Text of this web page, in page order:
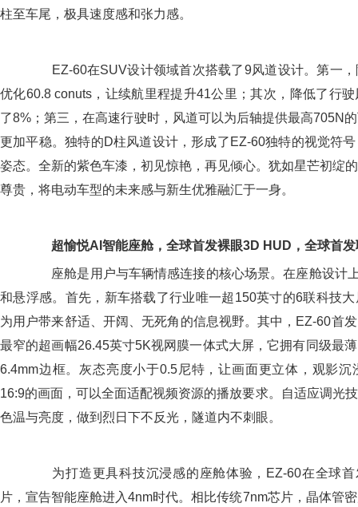
柱至车尾，极具速度感和张力感。
EZ-60在SUV设计领域首次搭载了9风道设计。第一，
优化60.8 conuts，让续航里程提升41公里；其次，降低了行
了8%；第三，在高速行驶时，风道可以为后轴提供最高705N
更加平稳。独特的D柱风道设计，形成了EZ-60独特的视觉符
姿态。全新的紫色车漆，初见惊艳，再见倾心。犹如星芒初绽
尊贵，将电动车型的未来感与新生优雅融汇于一身。
超愉悦AI智能座舱， 全球首发裸眼3D HUD， 全球首
座舱是用户与车辆情感连接的核心场景。在座舱设计
和悬浮感。首先，新车搭载了行业唯一超150英寸的6联科技
为用户带来舒适、开阔、无死角的信息视野。其中，EZ-60首
最窄的超画幅26.45英寸5K视网膜一体式大屏，它拥有同级最
6.4mm边框。灰态亮度小于0.5尼特，让画面更立体，观影
16:9的画面，可以全面适配视频资源的播放要求。自适应调光
色温与亮度，做到烈日下不反光，隧道内不刺眼。
为打造更具科技沉浸感的座舱体验，EZ-60在全球首
片，宣告智能座舱进入4nm时代。相比传统7nm芯片，晶体管